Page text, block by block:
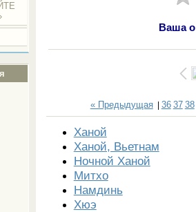
Ваша
« Предыдущая| 36 37 38
Ханой
Ханой, Вьетнам
Ночной Ханой
Митхо
Намдинь
Хюэ